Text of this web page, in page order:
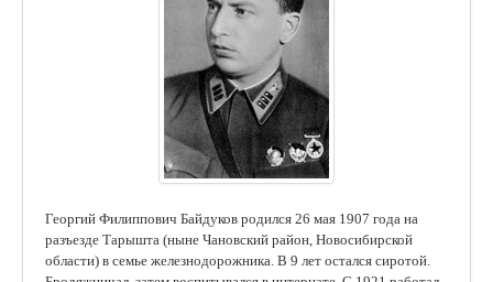
Георгий Филиппович Байдуков родился 26 мая 1907 года на
разъезде Тарышта (ныне Чановский район, Новосибирской
области) в семье железнодорожника. В 9 лет остался сиротой.